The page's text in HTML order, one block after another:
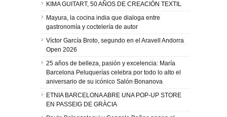
KIMA GUITART, 50 AÑOS DE CREACIÓN TEXTIL
Mayura, la cocina india que dialoga entre
gastronomía y coctelería de autor
Víctor García Broto, segundo en el Aravell Andorra
Open 2026
25 años de belleza, pasión y excelencia: María
Barcelona Peluquerías celebra por todo lo alto el
aniversario de su icónico Salón Bonanova
ETNIA BARCELONA ABRE UNA POP-UP STORE
EN PASSEIG DE GRÀCIA